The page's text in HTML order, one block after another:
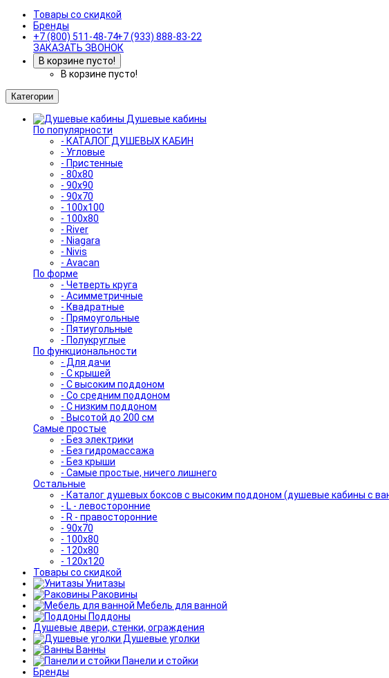
Товары со скидкой
Бренды
+7 (800) 511-48-74+7 (933) 888-83-22
ЗАКАЗАТЬ ЗВОНОК
В корзине пусто!
В корзине пусто!
Категории
Душевые кабины
По популярности
- КАТАЛОГ ДУШЕВЫХ КАБИН
- Угловые
- Пристенные
- 80x80
- 90x90
- 90x70
- 100x100
- 100x80
- River
- Niagara
- Nivis
- Avacan
По форме
- Четверть круга
- Асимметричные
- Квадратные
- Прямоугольные
- Пятиугольные
- Полукруглые
По функциональности
- Для дачи
- С крышей
- С высоким поддоном
- Со средним поддоном
- С низким поддоном
- Высотой до 200 см
Самые простые
- Без электрики
- Без гидромассажа
- Без крыши
- Самые простые, ничего лишнего
Остальные
- Каталог душевых боксов с высоким поддоном (душевые кабины с
- L - левосторонние
- R - правосторонние
- 90x70
- 100x80
- 120x80
- 120x120
Товары со скидкой
Унитазы
Раковины
Мебель для ванной
Поддоны
Душевые двери, стенки, ограждения
Душевые уголки
Ванны
Панели и стойки
Бренды